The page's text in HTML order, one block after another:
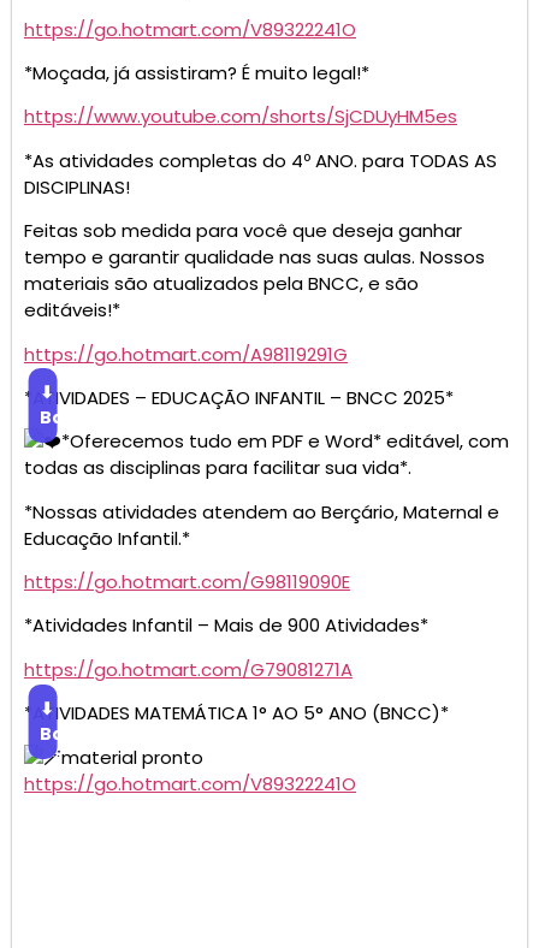
https://go.hotmart.com/V89322241O
*Moçada, já assistiram? É muito legal!*
https://www.youtube.com/shorts/SjCDUyHM5es
*As atividades completas do 4º ANO. para TODAS AS
DISCIPLINAS!
Feitas sob medida para você que deseja ganhar
tempo e garantir qualidade nas suas aulas. Nossos
materiais são atualizados pela BNCC, e são
editáveis!*
https://go.hotmart.com/A98119291G
*ATIVIDADES – EDUCAÇÃO INFANTIL – BNCC 2025*
⬇
Baixar
*Oferecemos tudo em PDF e Word* editável, com
todas as disciplinas para facilitar sua vida*.
*Nossas atividades atendem ao Berçário, Maternal e
Educação Infantil.*
https://go.hotmart.com/G98119090E
*Atividades Infantil – Mais de 900 Atividades*
https://go.hotmart.com/G79081271A
*ATIVIDADES MATEMÁTICA 1° AO 5° ANO (BNCC)*
⬇
Baixar
material pronto
https://go.hotmart.com/V89322241O